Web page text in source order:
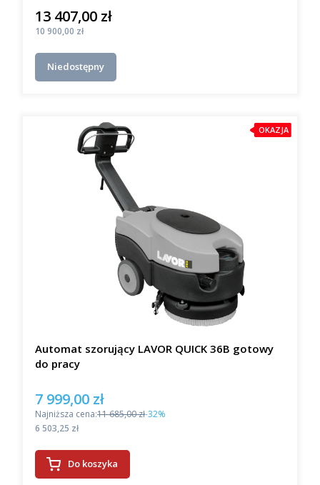
Cena
13 407,00 zł
Cena
10 900,00 zł
Niedostępny
OKAZJA
Automat szorujący LAVOR QUICK 36B gotowy
do pracy
Cena promocyjna
7 999,00 zł
Najniższa cena:11 685,00 zł-32%
Cena
6 503,25 zł
Do koszyka